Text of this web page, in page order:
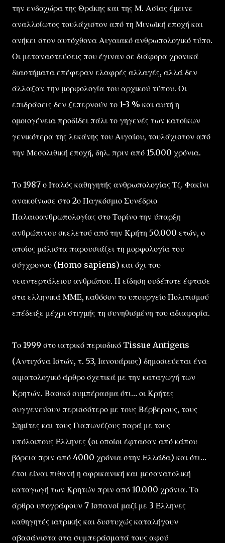
την ενδοχώρα της Θράκης και της Μ. Ασίας έμεινε
αναλλοίωτος τουλάχιστον από τη Μινωϊκή εποχή και
ανήκει στον αυτόχθονα Αιγαιακό ανθρωπολογικό τύπο.
Οι μεταναστεύσεις που έγιναν σε διάφορα χρονικά
διαστήματα επέφεραν ελαφρές αλλαγές, αλλά δεν
άλλαξαν την μορφολογία του αρχικού τύπου. Οι
επιδράσεις δεν ξεπερνούν το 1-3 % και αυτή η
ομοιογένεια προδίδει πάλι το γηγενές των κατοίκων
γενικότερα της λεκάνης του Αιγαίου, τουλάχιστον από
την Μεσολιθική εποχή, δηλ. πριν από 15.000 χρόνια.
Το 1987 ο Ιταλός καθηγητής ανθρωπολογίας Τζ. Φακίνι
ανακοίνωσε στο 2ο Παγκόσμιο Συνέδριο
Παλαιοανθρωπολογίας στο Τορίνο την ύπαρξη
ανθρώπινου σκελετού από την Κρήτη 50.000 ετών, ο
οποίος μάλιστα παρουσιάζει τη μορφολογία του
σύγχρονου (Homo sapiens) και όχι του
νεαντερτάλειου ανθρώπου. Η είδηση ουδέποτε έφτασε
στα ελληνικά ΜΜΕ, καθόσον το υπουργείο Πολιτισμού
επέδειξε μέχρι στιγμής τη συνηθισμένη του αδιαφορία.
Το 1999 στο ιατρικό περιοδικό Tissue Antigens
(Αντιγόνα Ιστών, τ. 53, Ιανουάριος) δημοσιεύεται ένα
αιματολογικό άρθρο σχετικά με την καταγωγή των
Κρητών. Βασικό συμπέρασμα ότι… οι Κρήτες
συγγενεύουν περισσότερο με τους Βέρβερους, τους
Σημίτες και τους Γιαπωνέζους παρά με τους
υπόλοιπους Έλληνες (οι οποίοι έφτασαν από κάπου
βόρεια πριν από 4000 χρόνια στην Ελλάδα) και ότι…
έτσι είναι πιθανή η αφρικανική και μεσανατολική
καταγωγή των Κρητών πριν από 10.000 χρόνια. Το
άρθρο υπογράφουν 7 Ισπανοί μαζί με 3 Έλληνες
καθηγητές ιατρικής και δυστυχώς καταλήγουν
αβασάνιστα στα συμπεράσματά τους αφού